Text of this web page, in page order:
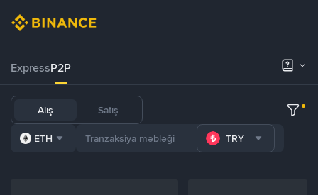
ExpressP2P
Alış Satış
ETH TRY